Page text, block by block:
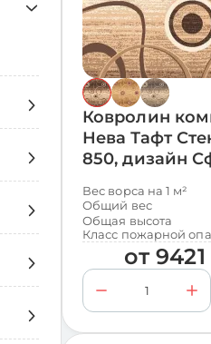
Ковролин
Нева Тафт
850, дизайн
Вес ворса на 1 м²
Общий вес
Общая высота
Класс пожарной
от9421